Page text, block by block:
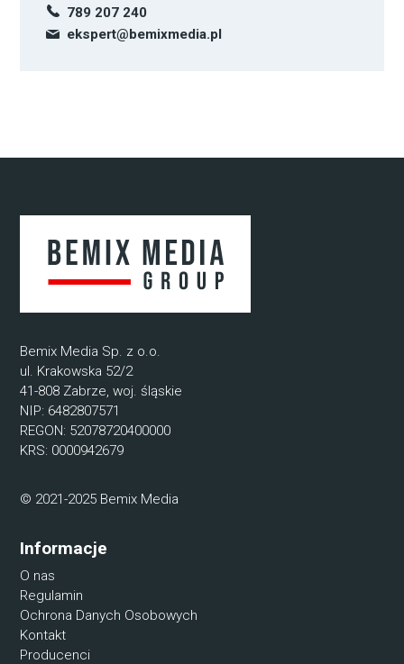
789 207 240
ekspert@bemixmedia.pl
Bemix Media Sp. z o.o.
ul. Krakowska 52/2
41-808 Zabrze, woj. śląskie
NIP: 6482807571
REGON: 52078720400000
KRS: 0000942679
© 2021-2025 Bemix Media
Informacje
O nas
Regulamin
Ochrona Danych Osobowych
Kontakt
Producenci